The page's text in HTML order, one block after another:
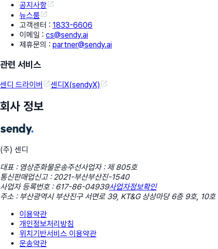
공지사항
뉴스룸
고객센터 : 1833-6606
이메일 : cs@sendy.ai
제휴문의 : partner@sendy.ai
관련 서비스
센디 드라이버 센디X(sendyX)
회사 정보
(주) 센디
대표 : 염상준화물운송주선사업자 : 제 805호
통신판매업신고 : 2021-부산부산진-1540
사업자 등록번호 : 617-86-04939사업자정보확인
주소 : 부산광역시 부산진구 서면로 39, KT&G 상상마당 6층 9호, 10호
이용약관
개인정보처리방침
위치기반서비스 이용약관
운송약관